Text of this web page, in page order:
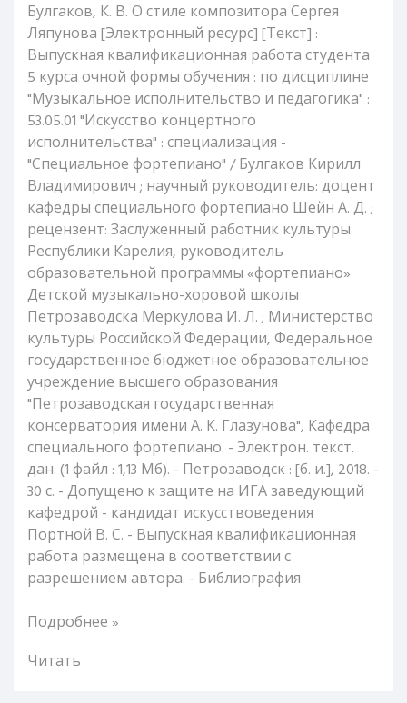
Булгаков, К. В. О стиле композитора Сергея
Ляпунова [Электронный ресурс] [Текст] :
Выпускная квалификационная работа студента
5 курса очной формы обучения : по дисциплине
"Музыкальное исполнительство и педагогика" :
53.05.01 "Искусство концертного
исполнительства" : специализация -
"Специальное фортепиано" / Булгаков Кирилл
Владимирович ; научный руководитель: доцент
кафедры специального фортепиано Шейн А. Д. ;
рецензент: Заслуженный работник культуры
Республики Карелия, руководитель
образовательной программы «фортепиано»
Детской музыкально-хоровой школы
Петрозаводска Меркулова И. Л. ; Министерство
культуры Российской Федерации, Федеральное
государственное бюджетное образовательное
учреждение высшего образования
"Петрозаводская государственная
консерватория имени А. К. Глазунова", Кафедра
специального фортепиано. - Электрон. текст.
дан. (1 файл : 1,13 Мб). - Петрозаводск : [б. и.], 2018. -
30 с. - Допущено к защите на ИГА заведующий
кафедрой - кандидат искусствоведения
Портной В. С. - Выпускная квалификационная
работа размещена в соответствии с
разрешением автора. - Библиография
Подробнее »
Читать